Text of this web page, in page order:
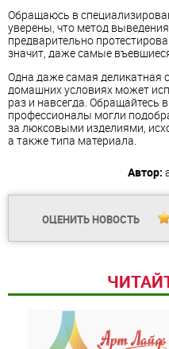
Обращаюсь в
уверены, что метод
предварительно
значит, даже самые
Одна даже самая деликатная
домашних условиях может
раз и навсегда. Обращайтесь
профессионалы могли
за люксовыми изделиями,
а также типа материала.
Автор:
ОЦЕНИТЬ НОВОСТЬ